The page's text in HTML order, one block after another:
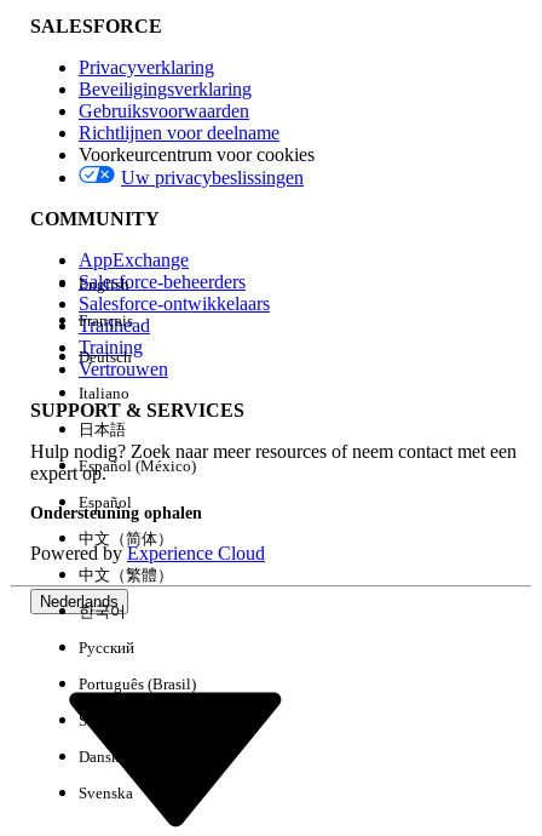
Invloed op functies
Edition
Ervaring
Alles wissen Gereed
Geen resultaten
SALESFORCE
Privacyverklaring
Beveiligingsverklaring
Gebruiksvoorwaarden
Richtlijnen voor deelname
Voorkeurcentrum voor cookies
Uw privacybeslissingen
COMMUNITY
AppExchange
Salesforce-beheerders
Salesforce-ontwikkelaars
Trailhead
Training
Vertrouwen
SUPPORT & SERVICES
Hulp nodig? Zoek naar meer resources of neem contact met een
expert op.
Ondersteuning ophalen
Powered byExperience Cloud
Nederlands
English
Français
Deutsch
Italiano
日本語
Español (México)
Español
中文（简体）
中文（繁體）
한국어
Русский
Português (Brasil)
Suomi
Dansk
Svenska